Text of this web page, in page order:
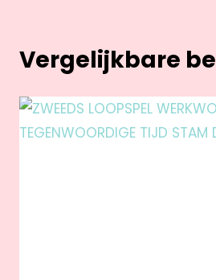
Vergelijkbare